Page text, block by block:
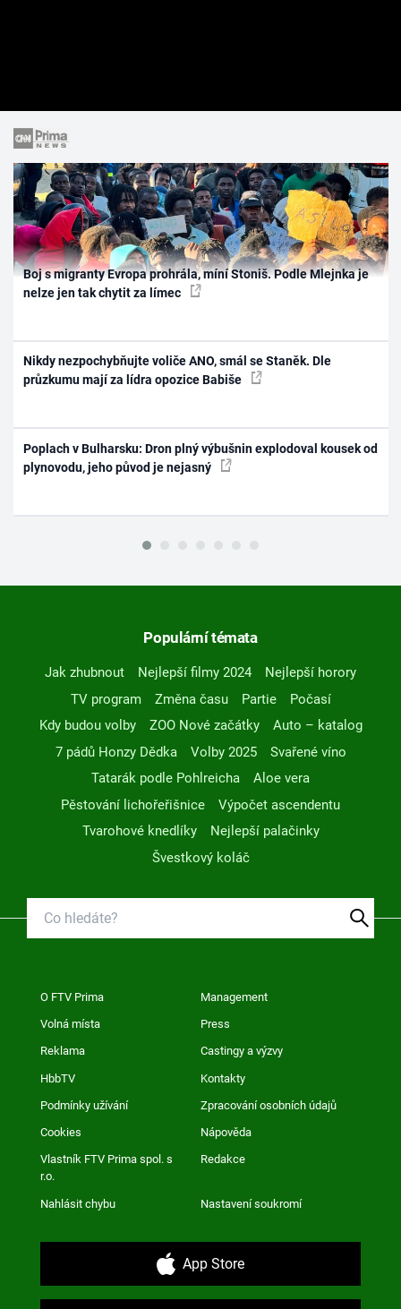
Boj s migranty Evropa prohrála, míní Stoniš. Podle Mlejnka je
nelze jen tak chytit za límec
Nikdy nezpochybňujte voliče ANO, smál se Staněk. Dle
průzkumu mají za lídra opozice Babiše
Poplach v Bulharsku: Dron plný výbušnin explodoval kousek od
plynovodu, jeho původ je nejasný
Populární témata
Jak zhubnout Nejlepší filmy 2024
Nejlepší horory
TV program
Změna času Partie
Počasí
Kdy budou volby
ZOO Nové začátky
Auto – katalog
7 pádů Honzy Dědka
Volby 2025
Svařené víno
Tatarák podle Pohlreicha
Aloe vera
Pěstování lichořeřišnice
Výpočet ascendentu
Tvarohové knedlíky
Nejlepší palačinky
Švestkový koláč
O FTV Prima Management
Volná místa Press
Reklama Castingy a výzvy
HbbTV Kontakty
Podmínky užívání Zpracování osobních údajů
Cookies Nápověda
Vlastník FTV Prima spol. s
r.o.
Redakce
Nahlásit chybu Nastavení soukromí
App Store